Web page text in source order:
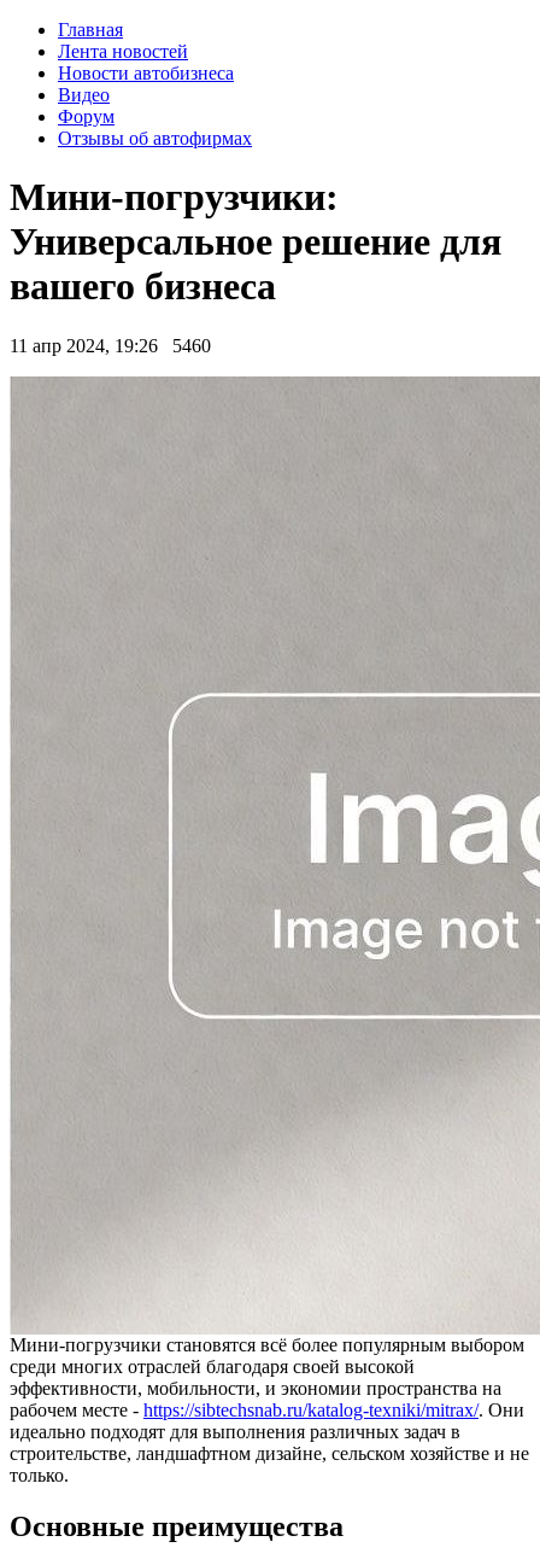
Главная
Лента новостей
Новости автобизнеса
Видео
Форум
Отзывы об автофирмах
Мини-погрузчики:
Универсальное решение для
вашего бизнеса
11 апр 2024, 19:26 5460
Мини-погрузчики становятся всё более популярным выбором
среди многих отраслей благодаря своей высокой
эффективности, мобильности, и экономии пространства на
рабочем месте - https://sibtechsnab.ru/katalog-texniki/mitrax/. Они
идеально подходят для выполнения различных задач в
строительстве, ландшафтном дизайне, сельском хозяйстве и не
только.
Основные преимущества